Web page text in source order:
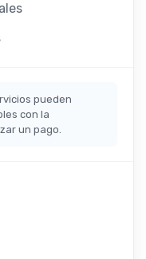
pueden
con la
un pago.